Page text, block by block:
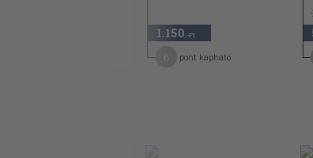
1.150 ,-Ft
pont kapható